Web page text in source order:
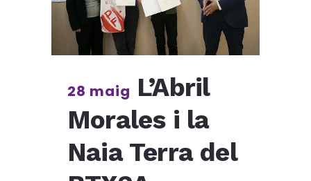
28 maig L’Abril
Morales i la
Naia Terra del